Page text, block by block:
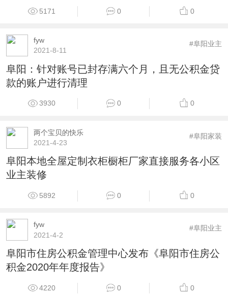
5171 0 0
fyw
2021-8-11
#阜阳业主
阜阳：针对账号已封存满六个月，且无公积金贷
款的账户进行清理
3930 0 0
两个宝贝的快乐
2021-4-23
#阜阳家装
阜阳本地全屋定制衣柜橱柜厂家直接服务各小区
业主装修
5892 0 0
fyw
2021-4-2
#阜阳业主
阜阳市住房公积金管理中心发布《阜阳市住房公
积金2020年年度报告》
4220 0 0